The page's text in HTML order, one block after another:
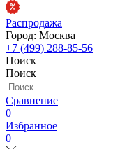
Распродажа
Город: Москва
+7 (499) 288-85-56
Поиск
Поиск
Сравнение
0
Избранное
0